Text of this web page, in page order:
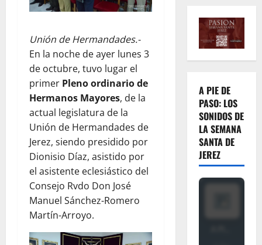
Unión de Hermandades.-
En la noche de ayer lunes 3
de octubre, tuvo lugar el
primer Pleno ordinario de
Hermanos Mayores, de la
actual legislatura de la
Unión de Hermandades de
Jerez, siendo presidido por
Dionisio Díaz, asistido por
el asistente eclesiástico del
Consejo Rvdo Don José
Manuel Sánchez-Romero
Martín-Arroyo.
A PIE DE
PASO: LOS
SONIDOS DE
LA SEMANA
SANTA DE
JEREZ